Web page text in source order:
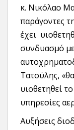
κ. Νικόλαο
παράγοντες
έχει
συνδυασμό
Τατούλης,
υιοθετηθεί
υπηρεσίες
Αυξήσεις